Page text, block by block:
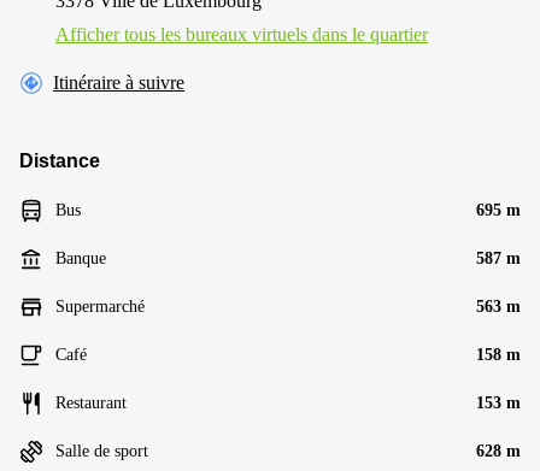
Afficher tous les bureaux virtuels dans le quartier
Itinéraire à suivre
Distance
Bus 695 m
Banque 587 m
Supermarché 563 m
Café 158 m
Restaurant 153 m
Salle de sport 628 m